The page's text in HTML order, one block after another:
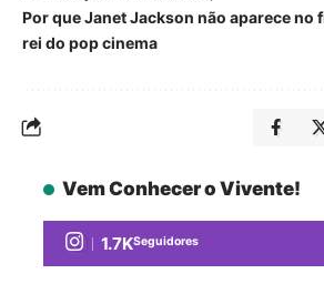
Por que Janet Jackson não aparece no
rei do pop cinema
Vem Conhecer o Vivente!
1.7KSeguidores